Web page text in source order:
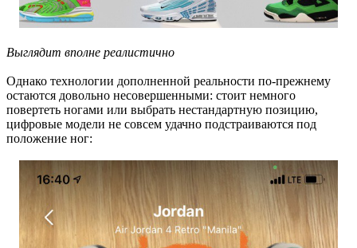
Выглядит вполне реалистично
Однако технологии дополненной реальности по-прежнему
остаются довольно несовершенными: стоит немного
повертеть ногами или выбрать нестандартную позицию,
цифровые модели не совсем удачно подстраиваются под
положение ног: